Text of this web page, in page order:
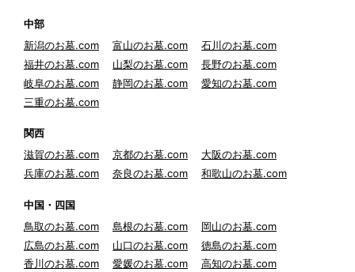
中部
新潟のお墓.com
富山のお墓.com
石川のお墓.com
福井のお墓.com
山梨のお墓.com
長野のお墓.com
岐阜のお墓.com
静岡のお墓.com
愛知のお墓.com
三重のお墓.com
関西
滋賀のお墓.com
京都のお墓.com
大阪のお墓.com
兵庫のお墓.com
奈良のお墓.com 和歌山のお墓.com
中国・四国
鳥取のお墓.com
島根のお墓.com
岡山のお墓.com
広島のお墓.com
山口のお墓.com
徳島のお墓.com
香川のお墓.com
愛媛のお墓.com 高知のお墓.com